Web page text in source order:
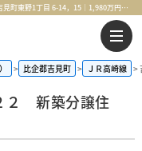
吉見町東野１丁目 第２２ 新築分譲住宅 全２棟 埼玉県比企郡吉見町東野1丁目 6-14，15｜1,980万円の新築一戸建て｜センチュリー21明和ハウス
比企郡吉見町 ＪＲ高崎線
２ 新築分譲住